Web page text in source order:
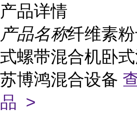
产品详情
产品名称纤维素
式螺带混合机卧
苏博鸿混合设备
品 >